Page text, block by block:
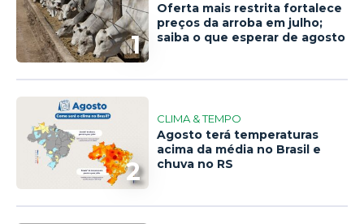
1
Oferta mais restrita fortalece
preços da arroba em julho;
saiba o que esperar de agosto
2
CLIMA & TEMPO
Agosto terá temperaturas
acima da média no Brasil e
chuva no RS